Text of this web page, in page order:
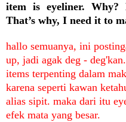
item is eyeliner. Why?
That’s why, I need it to
hallo semuanya, ini
up, jadi agak deg -
items terpenting dalam
karena seperti kawan
alias sipit. maka dari itu
efek mata yang besar.